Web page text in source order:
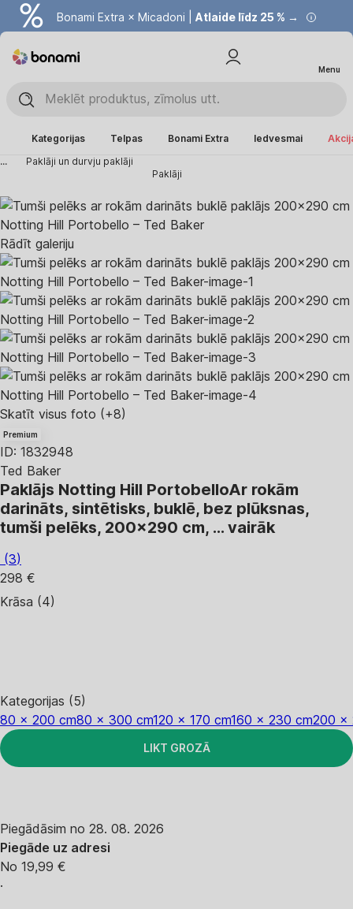
Bonami Extra × Micadoni | Atlaide līdz 25 % →
Menu
Kategorijas Telpas Bonami Extra Iedvesmai
...
Paklāji un durvju paklāji
Paklāji
Rādīt galeriju
Skatīt visus foto (+8)
Premium
ID: 1832948
Ted Baker
Paklājs Notting Hill PortobelloAr rokām
darināts, sintētisks, buklē, bez plūksnas,
tumši pelēks, 200x290 cm, … vairāk
(3)
298 €
Krāsa (4)
Kategorijas (5)
80 x 200 cm80 x 300 cm120 x 170 cm160 x 230 cm200 x
LIKT GROZĀ
Piegādāsim no 28. 08. 2026
Piegāde uz adresi
No 19,99 €
·